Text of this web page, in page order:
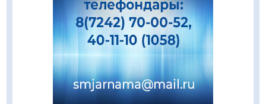
Даналықтың шырағданы, ой-сананың
шамшырағы
08.08.2026
Кенеге қарсы залалсыздандыру жұмыстары
жүргізілуде
07.08.2026